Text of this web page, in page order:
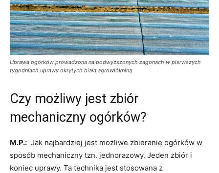
Uprawa ogórków prowadzona na podwyższonych zagonach w pierwszych
tygodniach uprawy okrytych biała agrowłókniną
Czy możliwy jest zbiór
mechaniczny ogórków?
M.P.: Jak najbardziej jest możliwe zbieranie ogórków w
sposób mechaniczny tzn. jednorazowy. Jeden zbiór i
koniec uprawy. Ta technika jest stosowana z